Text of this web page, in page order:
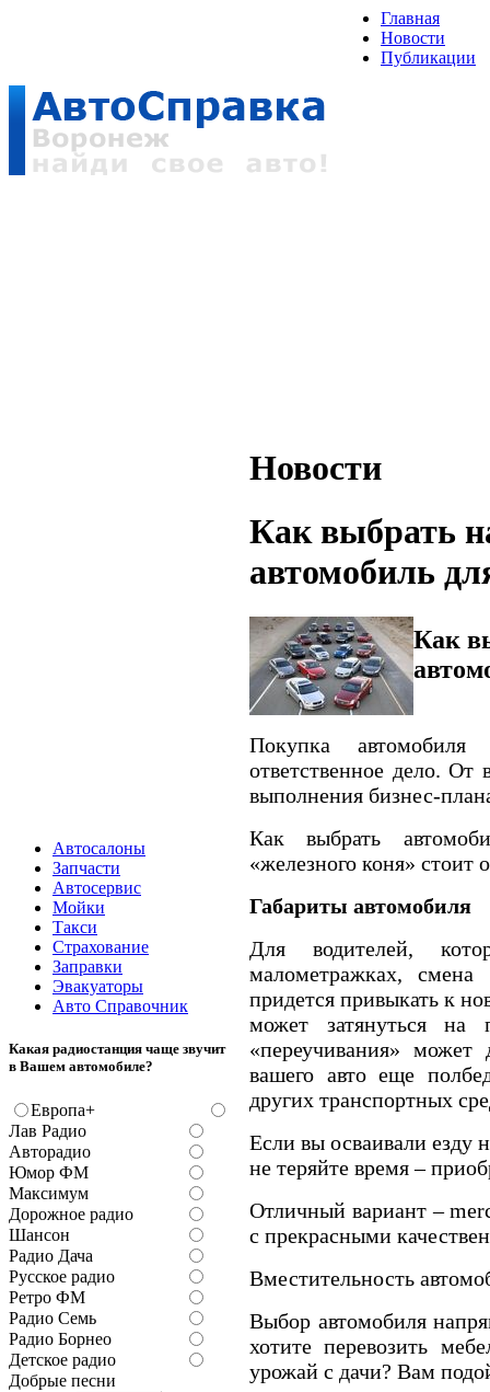
Главная
Новости
Публикации
Автосалоны
Запчасти
Автосервис
Мойки
Такси
Страхование
Заправки
Эвакуаторы
Авто Справочник
Какая радиостанция чаще звучит
в Вашем автомобиле?
Европа+
Лав Радио
Авторадио
Юмор ФМ
Максимум
Дорожное радио
Шансон
Радио Дача
Русское радио
Ретро ФМ
Радио Семь
Радио Борнео
Детское радио
Добрые песни
Новости
Как выбрать
автомобиль
Как
Покупка
ответственное дело. От
выполнения бизнес-
Как выбрать
«железного коня» стоит
Габариты автомобиля
Для водителей,
малометражках,
придется привыкать к
может затянуться на
«переучивания» может
вашего авто еще
других транспортных
Если вы осваивали езду
не теряйте время –
Отличный вариант –
с прекрасными
Вместительность
Выбор автомобиля
хотите перевозить
урожай с дачи? Вам